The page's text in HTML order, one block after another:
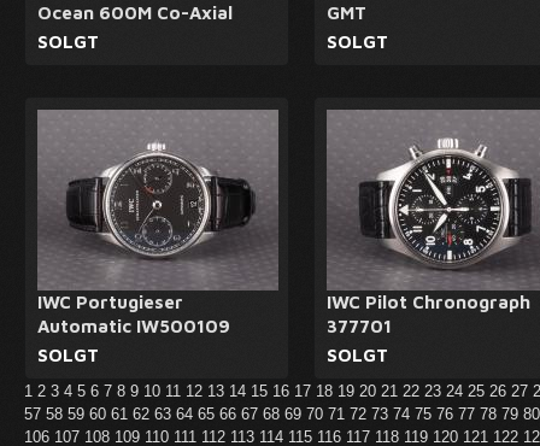
Ocean 600M Co-Axial
SOLGT
GMT
SOLGT
IWC Portugieser
Automatic IW500109
SOLGT
IWC Pilot Chronograph
377701
SOLGT
1 2 3 4 5 6 7 8 9 10 11 12 13 14 15 16 17 18 19 20 21 22 23 24 25 26 27
57 58 59 60 61 62 63 64 65 66 67 68 69 70 71 72 73 74 75 76 77 78 79
106 107 108 109 110 111 112 113 114 115 116 117 118 119 120 121 122